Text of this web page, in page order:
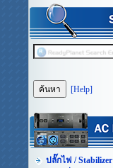
[Help]
ปลั๊กไฟ / Stabilizer